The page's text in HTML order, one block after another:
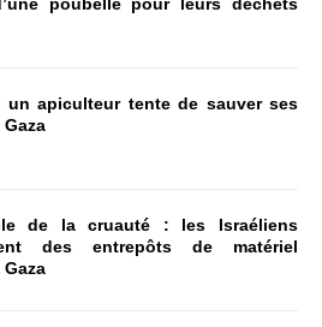
un apiculteur tente de sauver ses
de la cruauté : les Israéliens
des entrepôts de matériel